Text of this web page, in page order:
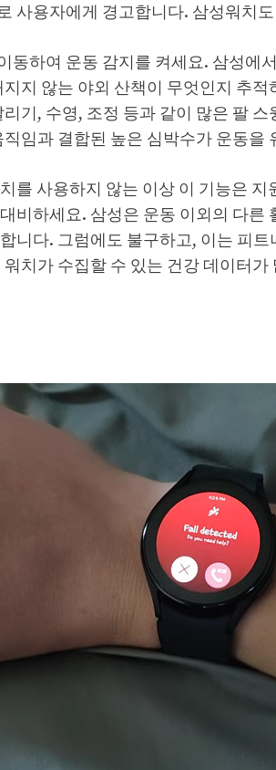
사용자에게 경고합니다. 삼성워치
동하여 운동 감지를 켜세요. 삼성에
지 않는 야외 산책이 무엇인지 추
기, 수영, 조정 등과 같이 많은 팔
임과 결합된 높은 심박수가 운동을
를 사용하지 않는 이상 이 기능은
비하세요. 삼성은 운동 이외의 다
니다. 그럼에도 불구하고, 이는 피
치가 수집할 수 있는 건강 데이터